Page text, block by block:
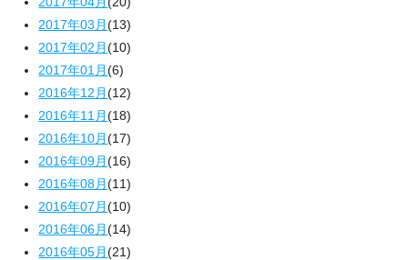
2017年03月(13)
2017年02月(10)
2017年01月(6)
2016年12月(12)
2016年11月(18)
2016年10月(17)
2016年09月(16)
2016年08月(11)
2016年07月(10)
2016年06月(14)
2016年05月(21)